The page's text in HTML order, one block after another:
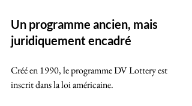
Un programme ancien, mais
juridiquement encadré
Créé en 1990, le programme DV Lottery est
inscrit dans la loi américaine.